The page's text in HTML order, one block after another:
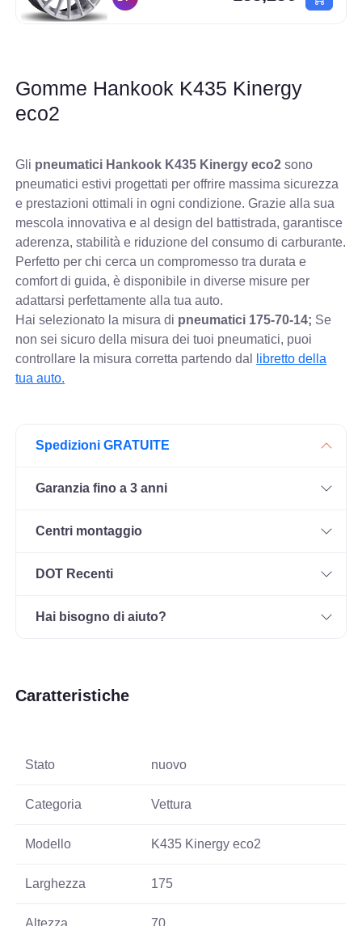
Gomme Hankook K435 Kinergy
eco2
Gli pneumatici Hankook K435 Kinergy eco2 sono
pneumatici estivi progettati per offrire massima sicurezza
e prestazioni ottimali in ogni condizione. Grazie alla sua
mescola innovativa e al design del battistrada, garantisce
aderenza, stabilità e riduzione del consumo di carburante.
Perfetto per chi cerca un compromesso tra durata e
comfort di guida, è disponibile in diverse misure per
adattarsi perfettamente alla tua auto.
Hai selezionato la misura di pneumatici 175-70-14; Se
non sei sicuro della misura dei tuoi pneumatici, puoi
controllare la misura corretta partendo dal
libretto della
tua auto.
Spedizioni GRATUITE
Garanzia fino a 3 anni
Centri montaggio
DOT Recenti
Hai bisogno di aiuto?
Caratteristiche
Stato nuovo
Categoria Vettura
Modello K435 Kinergy eco2
Larghezza 175